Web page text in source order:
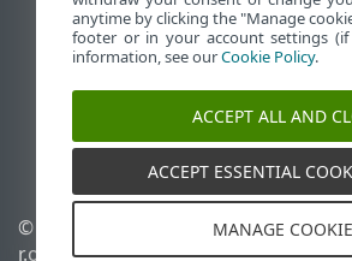
Bureaubladwebsite
End of Life
ESET Kennisbank
ESET-forum
ESET Status Portal
Regionale ondersteuning
© 1992 - 2026 ESET, spol. s
r.o. - Alle rechten
anytime by clicking the "Manage
footer or in your account settings (if
information, see ourCookie Policy.
ACCEPT ALL AND
ACCEPT ESSENTIAL
MANAGE